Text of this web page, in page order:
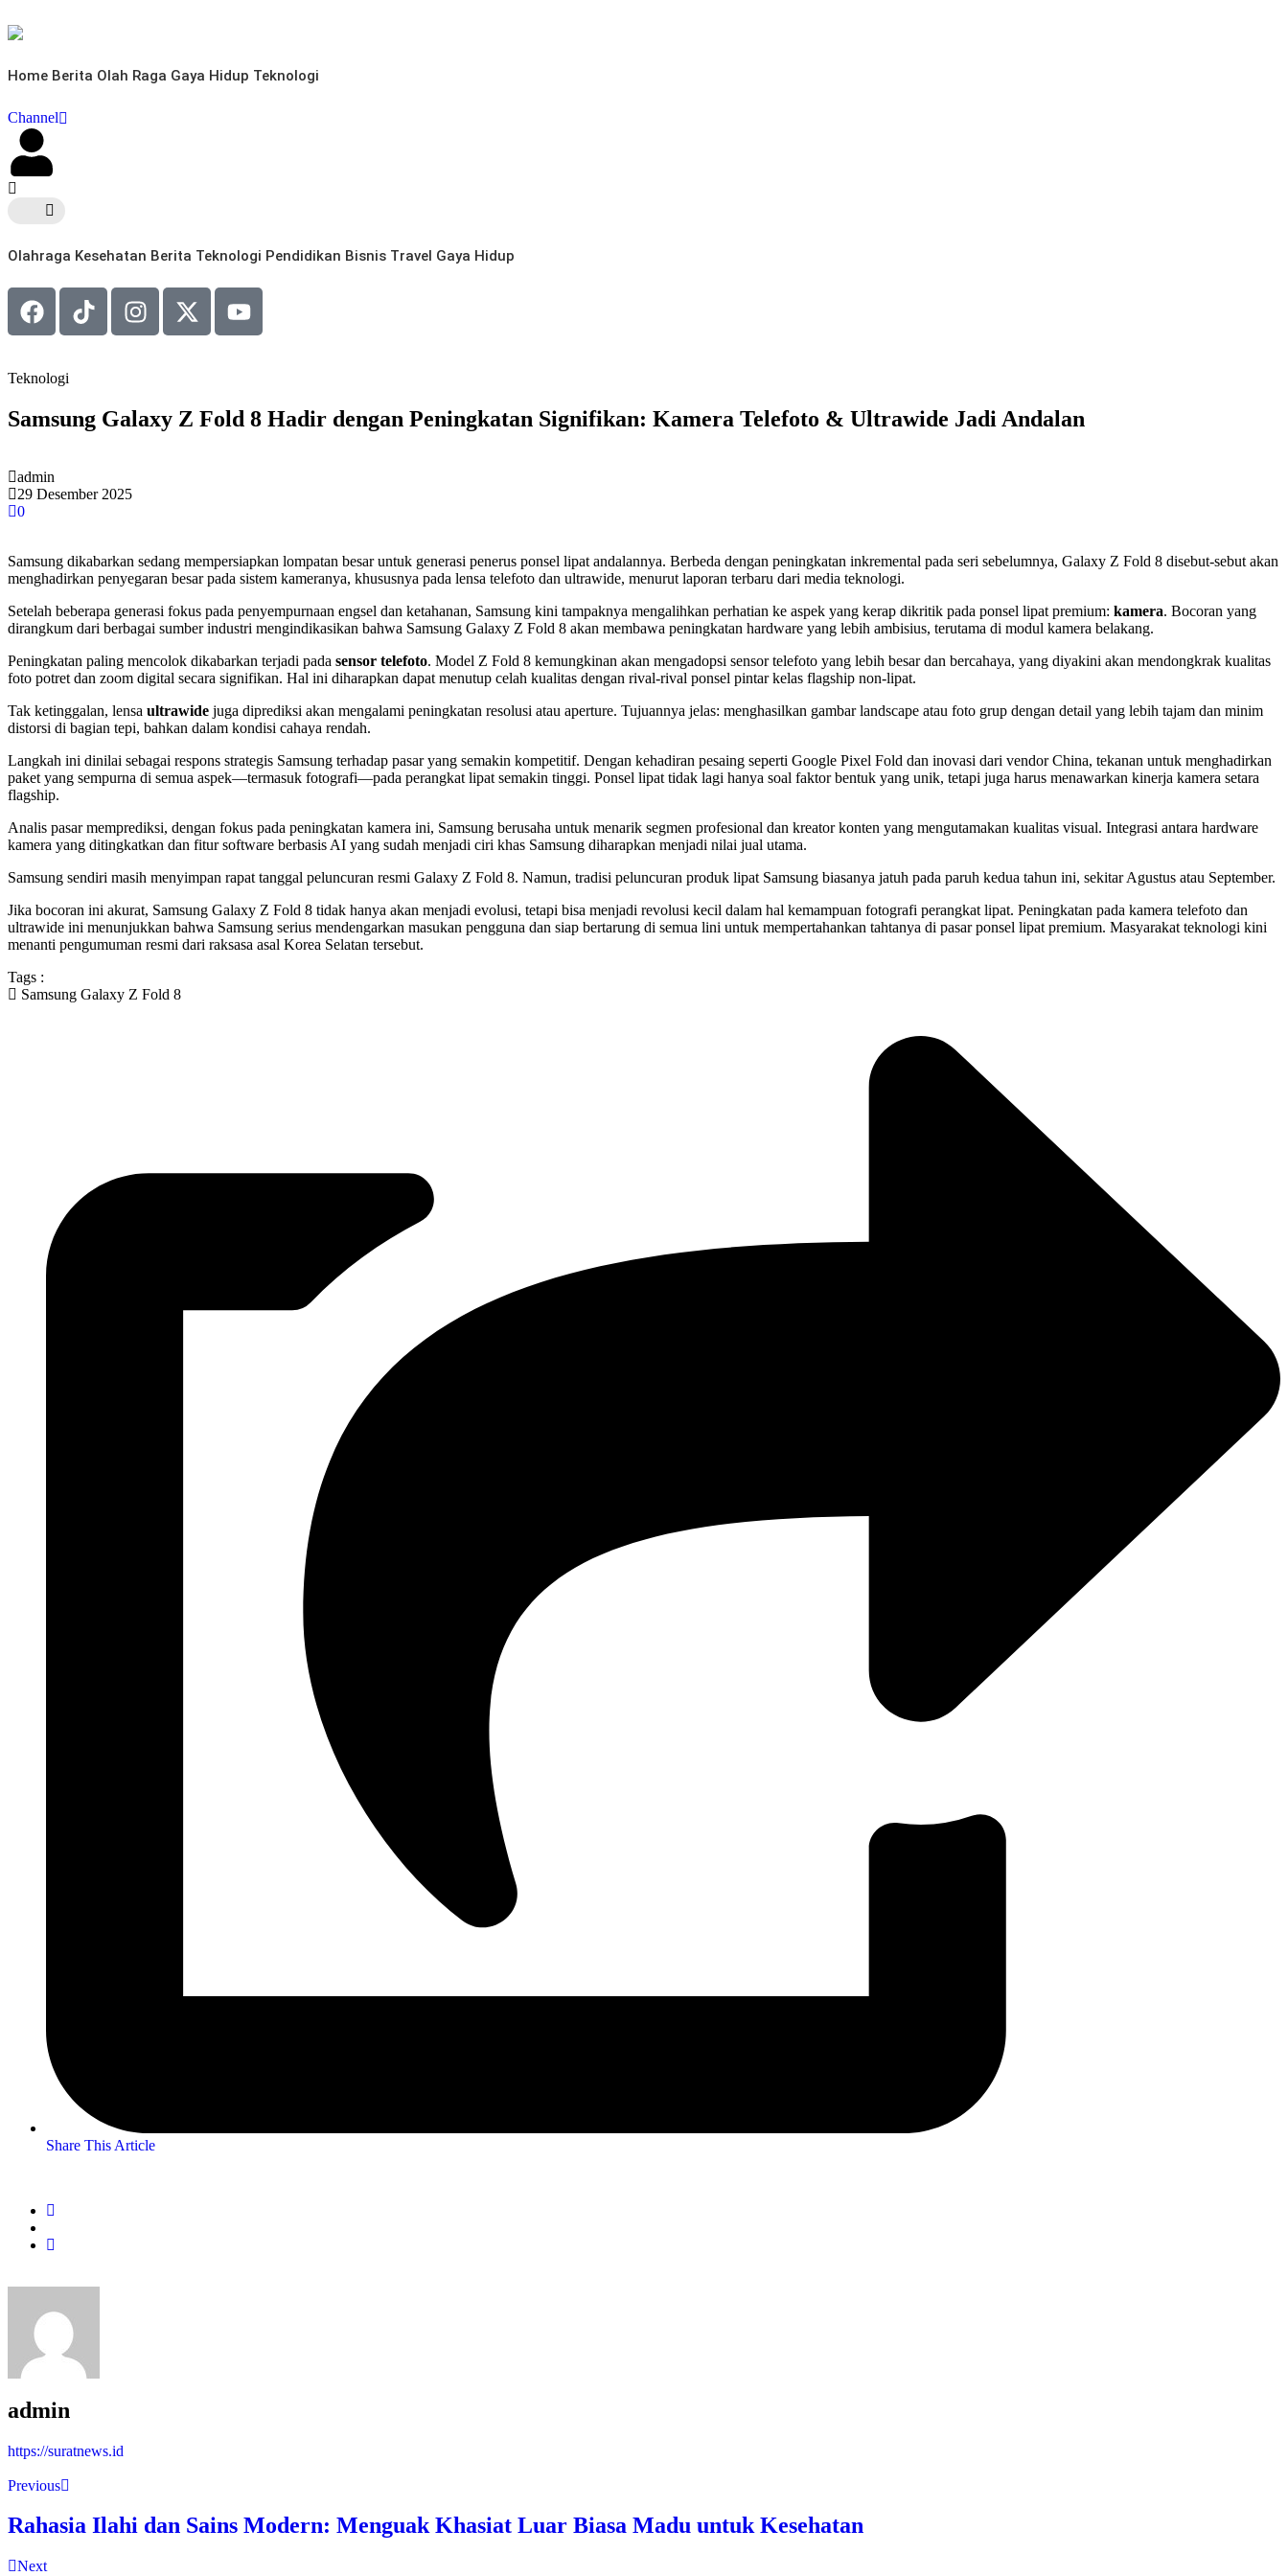
Home Berita Olah Raga Gaya Hidup Teknologi
Channel
Olahraga Kesehatan Berita Teknologi Pendidikan Bisnis Travel Gaya Hidup
Teknologi
Samsung Galaxy Z Fold 8 Hadir dengan Peningkatan Signifikan: Kamera Telefoto & Ultrawide Jadi Andalan
admin
29 Desember 2025
0
Samsung dikabarkan sedang mempersiapkan lompatan besar untuk generasi penerus ponsel lipat andalannya. Berbeda dengan peningkatan inkremental pada seri sebelumnya, Galaxy Z Fold 8 disebut-sebut akan
menghadirkan penyegaran besar pada sistem kameranya, khususnya pada lensa telefoto dan ultrawide, menurut laporan terbaru dari media teknologi.
Setelah beberapa generasi fokus pada penyempurnaan engsel dan ketahanan, Samsung kini tampaknya mengalihkan perhatian ke aspek yang kerap dikritik pada ponsel lipat premium: kamera. Bocoran yang
dirangkum dari berbagai sumber industri mengindikasikan bahwa Samsung Galaxy Z Fold 8 akan membawa peningkatan hardware yang lebih ambisius, terutama di modul kamera belakang.
Peningkatan paling mencolok dikabarkan terjadi pada sensor telefoto. Model Z Fold 8 kemungkinan akan mengadopsi sensor telefoto yang lebih besar dan bercahaya, yang diyakini akan mendongkrak kualitas
foto potret dan zoom digital secara signifikan. Hal ini diharapkan dapat menutup celah kualitas dengan rival-rival ponsel pintar kelas flagship non-lipat.
Tak ketinggalan, lensa ultrawide juga diprediksi akan mengalami peningkatan resolusi atau aperture. Tujuannya jelas: menghasilkan gambar landscape atau foto grup dengan detail yang lebih tajam dan minim
distorsi di bagian tepi, bahkan dalam kondisi cahaya rendah.
Langkah ini dinilai sebagai respons strategis Samsung terhadap pasar yang semakin kompetitif. Dengan kehadiran pesaing seperti Google Pixel Fold dan inovasi dari vendor China, tekanan untuk menghadirkan
paket yang sempurna di semua aspek—termasuk fotografi—pada perangkat lipat semakin tinggi. Ponsel lipat tidak lagi hanya soal faktor bentuk yang unik, tetapi juga harus menawarkan kinerja kamera setara
flagship.
Analis pasar memprediksi, dengan fokus pada peningkatan kamera ini, Samsung berusaha untuk menarik segmen profesional dan kreator konten yang mengutamakan kualitas visual. Integrasi antara hardware
kamera yang ditingkatkan dan fitur software berbasis AI yang sudah menjadi ciri khas Samsung diharapkan menjadi nilai jual utama.
Samsung sendiri masih menyimpan rapat tanggal peluncuran resmi Galaxy Z Fold 8. Namun, tradisi peluncuran produk lipat Samsung biasanya jatuh pada paruh kedua tahun ini, sekitar Agustus atau September.
Jika bocoran ini akurat, Samsung Galaxy Z Fold 8 tidak hanya akan menjadi evolusi, tetapi bisa menjadi revolusi kecil dalam hal kemampuan fotografi perangkat lipat. Peningkatan pada kamera telefoto dan
ultrawide ini menunjukkan bahwa Samsung serius mendengarkan masukan pengguna dan siap bertarung di semua lini untuk mempertahankan tahtanya di pasar ponsel lipat premium. Masyarakat teknologi kini
menanti pengumuman resmi dari raksasa asal Korea Selatan tersebut.
Tags :
Samsung Galaxy Z Fold 8
Share This Article
admin
https://suratnews.id
Previous
Rahasia Ilahi dan Sains Modern: Menguak Khasiat Luar Biasa Madu untuk Kesehatan
Next